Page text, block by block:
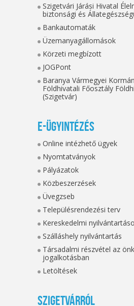
Szigetvári Járási Hivatal
biztonsági és
Bankautomaták
Üzemanyagállomások
Körzeti megbízott
JOGPont
Baranya Vármegyei
Földhivatali Főosztály
(Szigetvár)
E-ügyintézés
Online intézhető ügyek
Nyomtatványok
Pályázatok
Közbeszerzések
Üvegzseb
Településrendezési terv
Kereskedelmi
Szálláshely nyilvántartás
Társadalmi részvétel az
jogalkotásban
Letöltések
Szigetvárról